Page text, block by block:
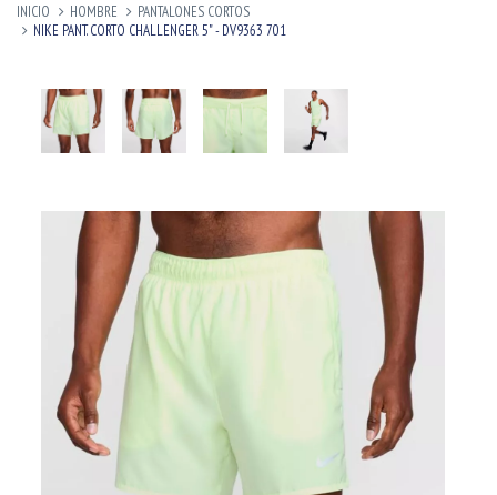
INICIO HOMBRE
PANTALONES CORTOS
NIKE PANT. CORTO CHALLENGER 5" - DV9363 701